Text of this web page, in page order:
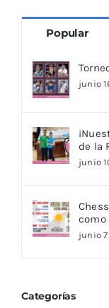
Popular
junio
de la
junio
como
junio
Categorías